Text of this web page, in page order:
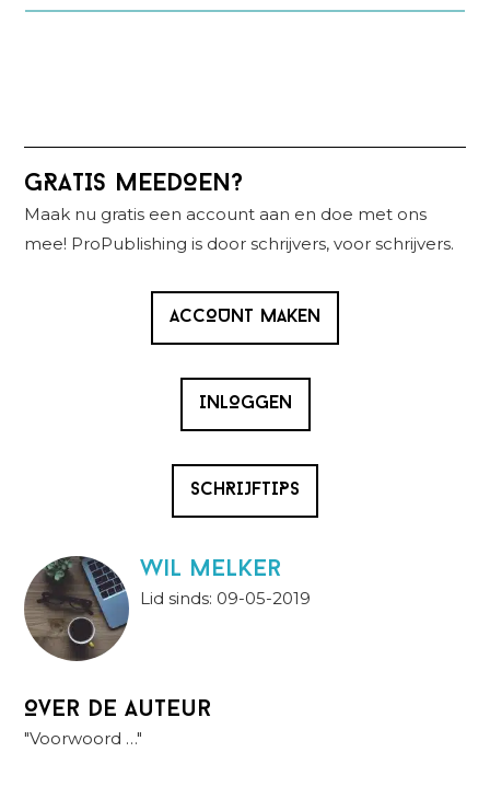
Primaire
Sidebar
GRATIS MEEDOEN?
Maak nu gratis een account aan en doe met ons
mee! ProPublishing is door schrijvers, voor schrijvers.
ACCOUNT MAKEN
INLOGGEN
SCHRIJFTIPS
wil melker
Lid sinds: 09-05-2019
Over de auteur
"Voorwoord …"